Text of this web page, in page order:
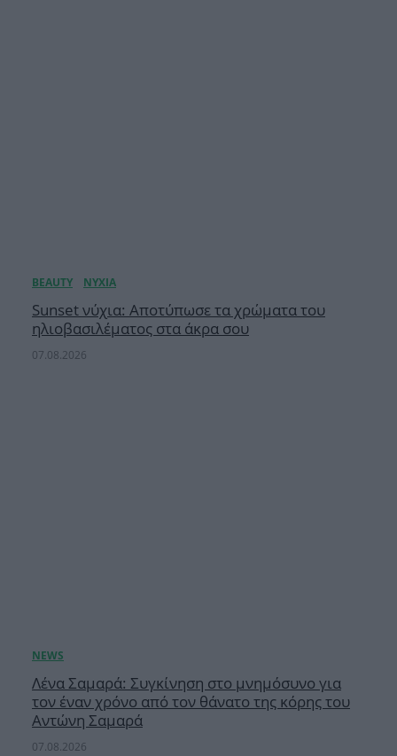
Sunset νύχια: Αποτύπωσε τα χρώματα του
ηλιοβασιλέματος στα άκρα σου
07.08.2026
Λένα Σαμαρά: Συγκίνηση στο μνημόσυνο για
τον έναν χρόνο από τον θάνατο της κόρης του
Αντώνη Σαμαρά
07.08.2026